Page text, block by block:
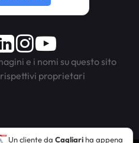
Un cliente da Cagliariha appena
LinkedInInstagram
Youtube
e i nomi su questo sito
proprietari